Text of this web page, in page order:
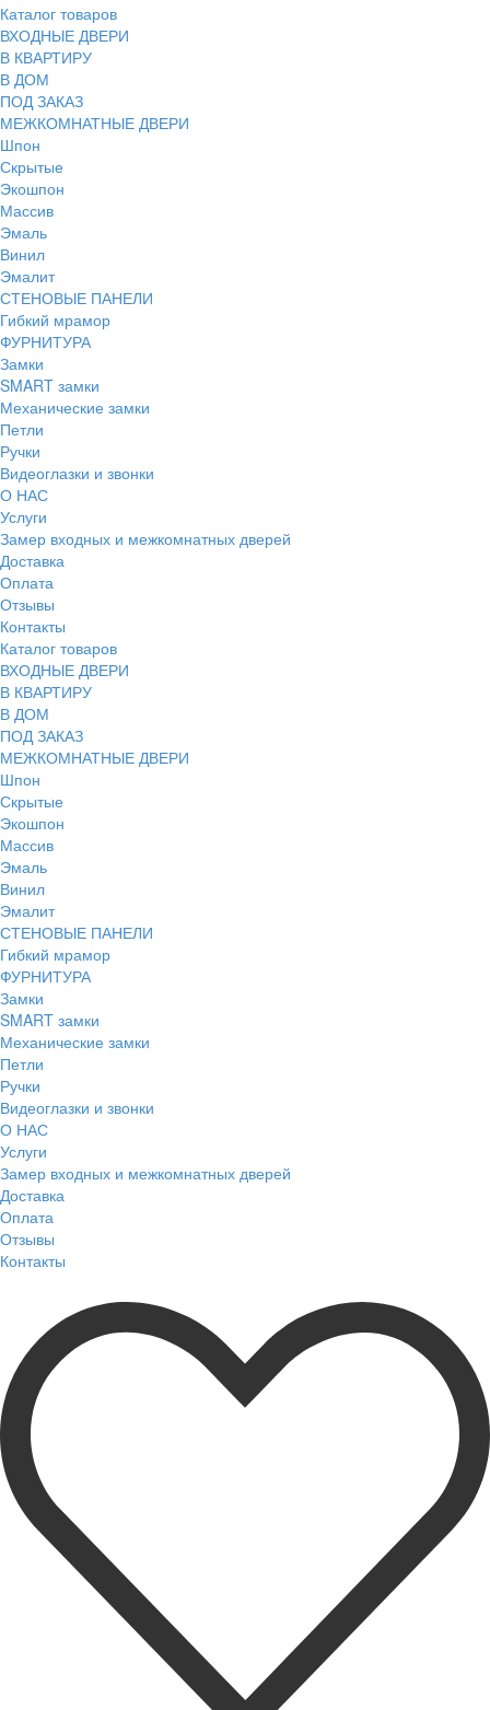
Каталог товаров
ВХОДНЫЕ ДВЕРИ
В КВАРТИРУ
В ДОМ
ПОД ЗАКАЗ
МЕЖКОМНАТНЫЕ ДВЕРИ
Шпон
Скрытые
Экошпон
Массив
Эмаль
Винил
Эмалит
СТЕНОВЫЕ ПАНЕЛИ
Гибкий мрамор
ФУРНИТУРА
Замки
SMART замки
Механические замки
Петли
Ручки
Видеоглазки и звонки
О НАС
Услуги
Замер входных и межкомнатных дверей
Доставка
Оплата
Отзывы
Контакты
Каталог товаров
ВХОДНЫЕ ДВЕРИ
В КВАРТИРУ
В ДОМ
ПОД ЗАКАЗ
МЕЖКОМНАТНЫЕ ДВЕРИ
Шпон
Скрытые
Экошпон
Массив
Эмаль
Винил
Эмалит
СТЕНОВЫЕ ПАНЕЛИ
Гибкий мрамор
ФУРНИТУРА
Замки
SMART замки
Механические замки
Петли
Ручки
Видеоглазки и звонки
О НАС
Услуги
Замер входных и межкомнатных дверей
Доставка
Оплата
Отзывы
Контакты